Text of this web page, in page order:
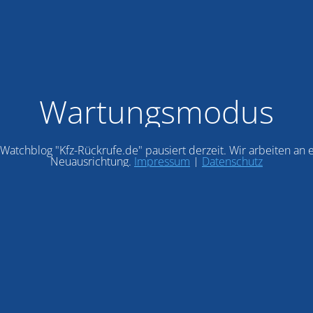
Wartungsmodus
"Kfz-Rückrufe.de" pausiert derzeit. Wir arbeiten an
Neuausrichtung. Impressum | Datenschutz